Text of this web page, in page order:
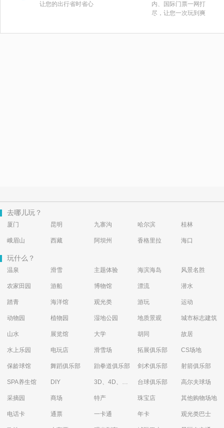
让您的出行省时省心
内、国际门票一网打
尽，让您一次玩到爽
去哪儿玩？
厦门 昆明 九寨沟 哈尔滨 桂林
峨眉山 西藏 阿坝州 香格里拉 海口
玩什么？
温泉 滑雪 主题体验 海滨海岛 风景名胜
农家田园 游船 博物馆 漂流 潜水
踏青 海洋馆 观光类 游玩 运动
动物园 植物园 湿地公园 地质景观 城市标志建筑
山水 展览馆 大学 胡同 故居
水上乐园 电玩店 滑雪场 拓展俱乐部 CS场地
保龄球馆 舞蹈俱乐部 跆拳道俱乐部 剑术俱乐部 射箭俱乐部
SPA养生馆 DIY 3D、4D、5D艺术体验馆 台球俱乐部 高尔夫球场
采摘园 商场 特产 珠宝店 其他购物场地
电话卡 通票 一卡通 年卡 观光类巴士